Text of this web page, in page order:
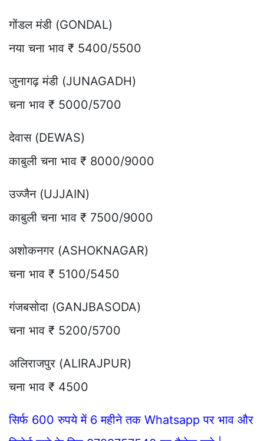
गोंडल मंडी (GONDAL)
नया चना भाव ₹ 5400/5500
जुनागढ़ मंडी (JUNAGADH)
चना भाव ₹ 5000/5700
देवास (DEWAS)
काबुली चना भाव ₹ 8000/9000
उज्जैन (UJJAIN)
काबुली चना भाव ₹ 7500/9000
अशोकनगर (ASHOKNAGAR)
चना भाव ₹ 5100/5450
गंजबसोदा (GANJBASODA)
चना भाव ₹ 5200/5700
अलिराजपुर (ALIRAJPUR)
चना भाव ₹ 4500
सिर्फ 600 रुपये में 6 महीने तक Whatsapp पर भाव और